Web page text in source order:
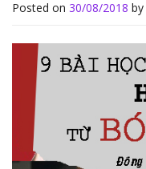
Posted on 30/08/2018 by